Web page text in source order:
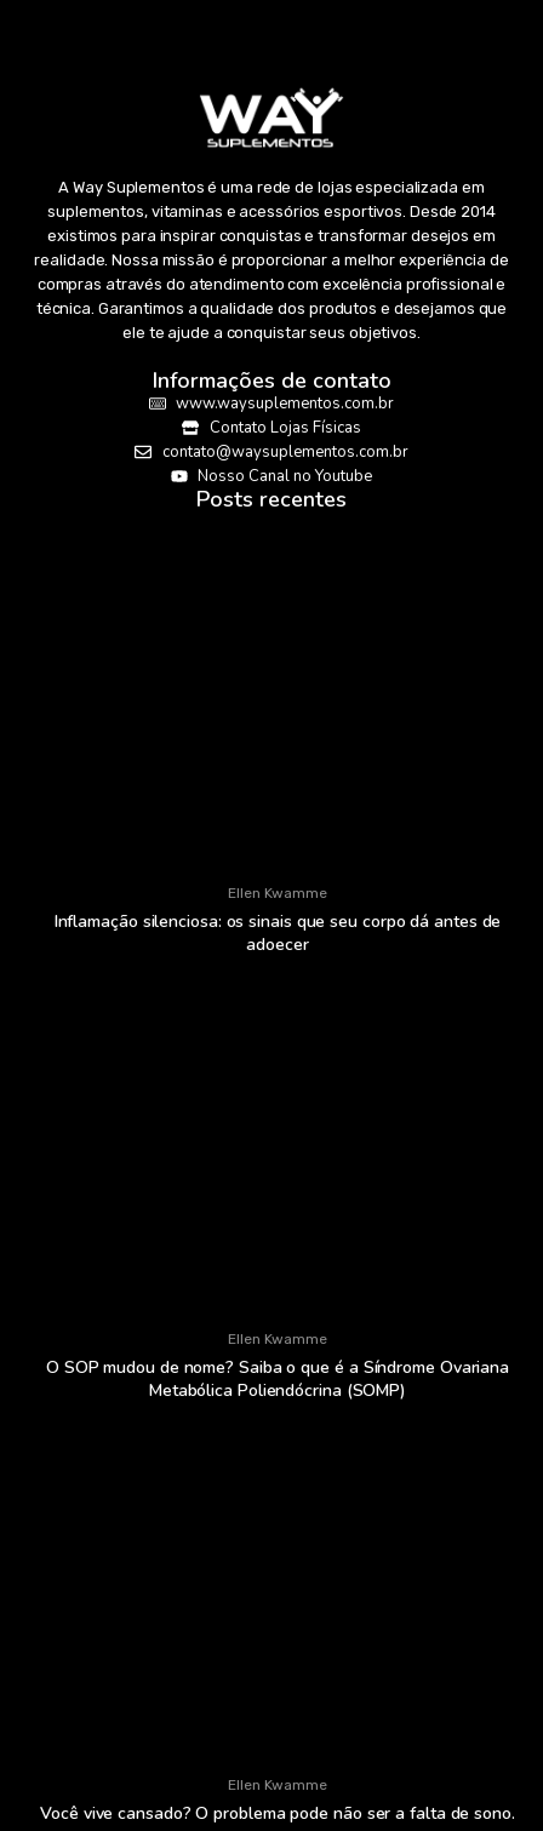
A Way Suplementos é uma rede de lojas especializada em
suplementos, vitaminas e acessórios esportivos. Desde 2014
existimos para inspirar conquistas e transformar desejos em
realidade. Nossa missão é proporcionar a melhor experiência de
compras através do atendimento com excelência profissional e
técnica. Garantimos a qualidade dos produtos e desejamos que
ele te ajude a conquistar seus objetivos.
Informações de contato
www.waysuplementos.com.br
Contato Lojas Físicas
contato@waysuplementos.com.br
Nosso Canal no Youtube
Posts recentes
Ellen Kwamme
Inflamação silenciosa: os sinais que seu corpo dá antes de
adoecer
Ellen Kwamme
O SOP mudou de nome? Saiba o que é a Síndrome Ovariana
Metabólica Poliendócrina (SOMP)
Ellen Kwamme
Você vive cansado? O problema pode não ser a falta de sono.